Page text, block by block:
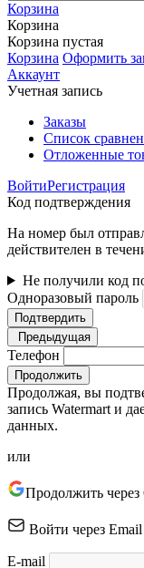
Корзина
Корзина
Корзина пустая
Корзина Оформить
Аккаунт
Учетная запись
Заказы
Список
Отложенные
ВойтиРегистрация
Код подтверждения
На номер был
действителен в
Не получили код
Одноразовый пароль
Подтвердить
Предыдущая
Телефон
Продолжить
Продолжая, вы
запись Watermart и
данных.
или
Продолжить через
Войти через Email
E-mail